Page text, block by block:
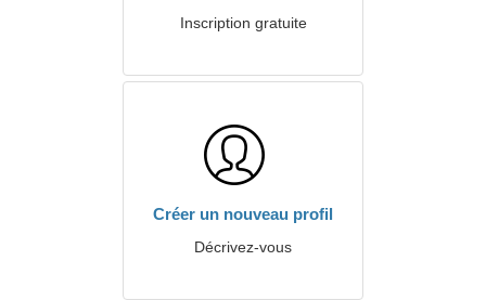
Inscription gratuite
Créer un nouveau profil
Décrivez-vous